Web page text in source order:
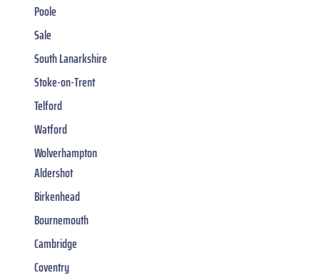
Poole
Sale
South Lanarkshire
Stoke-on-Trent
Telford
Watford
Wolverhampton
Aldershot
Birkenhead
Bournemouth
Cambridge
Coventry